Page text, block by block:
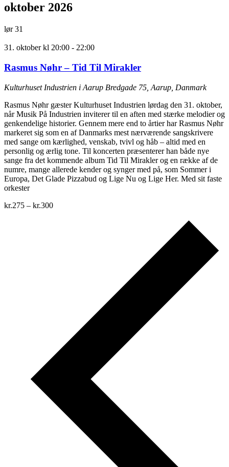
oktober 2026
lør31
31. oktober kl 20:00 - 22:00
Rasmus Nøhr – Tid Til Mirakler
Kulturhuset Industrien i Aarup Bredgade 75, Aarup, Danmark
Rasmus Nøhr gæster Kulturhuset Industrien lørdag den 31. oktober,
når Musik På Industrien inviterer til en aften med stærke melodier og
genkendelige historier. Gennem mere end to årtier har Rasmus Nøhr
markeret sig som en af Danmarks mest nærværende sangskrivere
med sange om kærlighed, venskab, tvivl og håb – altid med en
personlig og ærlig tone. Til koncerten præsenterer han både nye
sange fra det kommende album Tid Til Mirakler og en række af de
numre, mange allerede kender og synger med på, som Sommer i
Europa, Det Glade Pizzabud og Lige Nu og Lige Her. Med sit faste
orkester
kr.275 – kr.300